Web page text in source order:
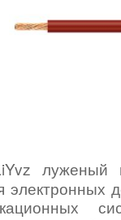
луженый
электронных